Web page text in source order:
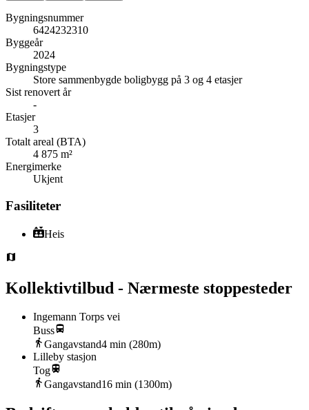
Bygningsnummer
6424232310
Byggeår
2024
Bygningstype
Store sammenbygde boligbygg på 3 og 4 etasjer
Sist renovert år
-
Etasjer
3
Totalt areal (BTA)
4 875 m²
Energimerke
Ukjent
Fasiliteter
Heis
Kollektivtilbud - Nærmeste stoppesteder
Ingemann Torps vei
Buss
Gangavstand4 min (280m)
Lilleby stasjon
Tog
Gangavstand16 min (1300m)